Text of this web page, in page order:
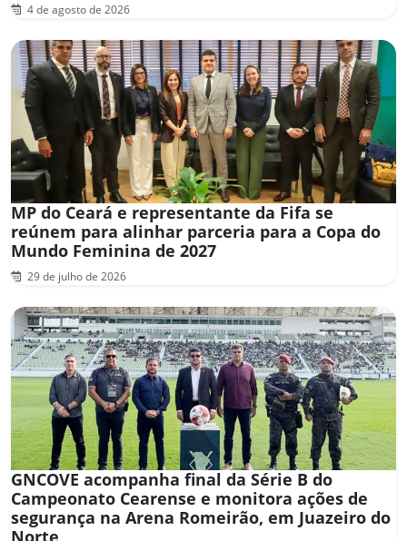
4 de agosto de 2026
MP do Ceará e representante da Fifa se
reúnem para alinhar parceria para a Copa do
Mundo Feminina de 2027
29 de julho de 2026
GNCOVE acompanha final da Série B do
Campeonato Cearense e monitora ações de
segurança na Arena Romeirão, em Juazeiro do
Norte